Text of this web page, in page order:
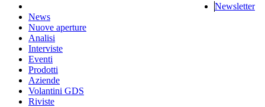
Newsletter
News
Nuove aperture
Analisi
Interviste
Eventi
Prodotti
Aziende
Volantini GDS
Riviste